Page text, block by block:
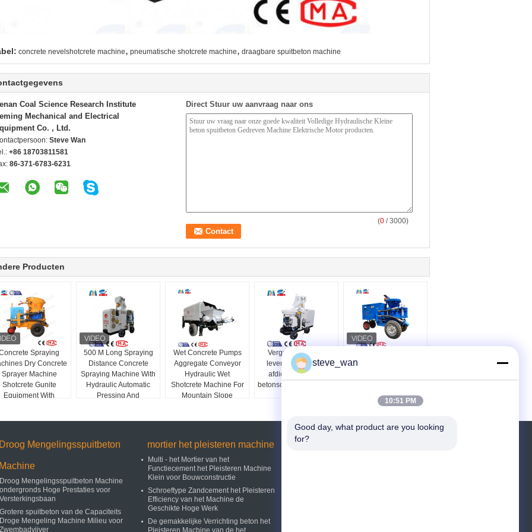
concrete nevelshotcrete machine, pneumatische shotcrete machine, draagbare spuitbeton machine
Coal Science Research Institute
Mechanical and Electrical
Co. , Ltd.
Steve Wan
+86 18703811581
86-371-6783-6231
Direct Stuur uw aanvraag naar ons
(0 / 3000)
Producten
Spraying
Dry Concrete
Sprayer Machine
Shotcrete Gunite
Equipment With
500 M Long Spraying
Distance Concrete
Spraying Machine With
Hydraulic Automatic
Pressing And
Wet Concrete Pumps
Aggregate Conveyor
Hydraulic Wet
Shotcrete Machine For
Mountain Slope
Vergroting van de
levensduur van de
afdichtingen voor
betonschotbetonmachines
apparatuur
Droog Mengelingsspuitbeton
Machine
Droog Mengelingsspuitbeton Machine
ondergronds Hoge Prestaties voor
Versterkingsbaan
Grotere spuitbeton van de Capaciteits
Droge Mengeling Machine Milieu voor
Zwembadvijver
mortier het pleisteren machine
Multi - het Mortier van het
Functiecement het Pleisteren Machine
Klein voor Bouwconstructie
Schroeftype Zandcement het Pleisteren
Efficiency van het Machine de
Geschikte Hoge Werk
De gemakkelijke Verrichting beton het
Pleisteren Machine van de het
Vraag een offerte aan
steve_wan
10:51 PM
Good day, what product are you looking
for?